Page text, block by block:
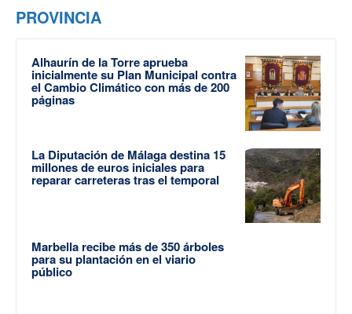
PROVINCIA
Alhaurín de la Torre aprueba
inicialmente su Plan Municipal contra
el Cambio Climático con más de 200
páginas
La Diputación de Málaga destina 15
millones de euros iniciales para
reparar carreteras tras el temporal
Marbella recibe más de 350 árboles
para su plantación en el viario
público